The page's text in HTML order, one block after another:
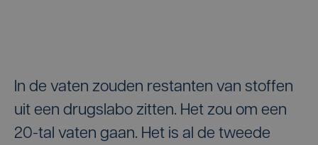
In de vaten zouden restanten van stoffen
uit een drugslabo zitten. Het zou om een
20-tal vaten gaan. Het is al de tweede